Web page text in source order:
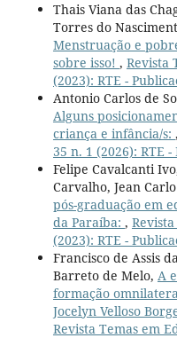
Thais Viana das
Torres do
Menstruação e
sobre isso! , Revista
(2023): RTE -
Antonio Carlos de
Alguns
criança e infância/s: ,
35 n. 1 (2026): RTE
Felipe Cavalcanti
Carvalho, Jean
pós-graduação em
da Paraíba: ,
(2023): RTE -
Francisco de Assis
Barreto de Melo, A
formação
Jocelyn Velloso
Revista Temas em